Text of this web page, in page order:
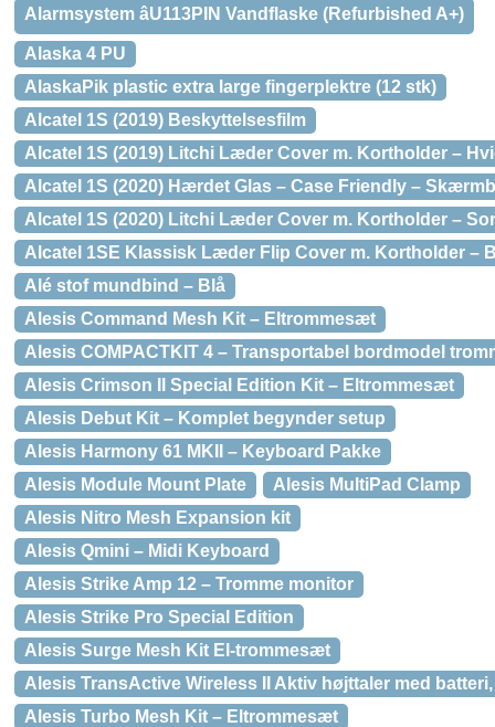
Alarmsystem âU113PIN Vandflaske (Refurbished A+)
Alaska 4 PU
AlaskaPik plastic extra large fingerplektre (12 stk)
Alcatel 1S (2019) Beskyttelsesfilm
Alcatel 1S (2019) Litchi Læder Cover m. Kortholder –
Alcatel 1S (2020) Hærdet Glas – Case Friendly –
Alcatel 1S (2020) Litchi Læder Cover m. Kortholder –
Alcatel 1SE Klassisk Læder Flip Cover m. Kortholder –
Alé stof mundbind – Blå
Alesis Command Mesh Kit – Eltrommesæt
Alesis COMPACTKIT 4 – Transportabel bordmodel
Alesis Crimson II Special Edition Kit – Eltrommesæt
Alesis Debut Kit – Komplet begynder setup
Alesis Harmony 61 MKII – Keyboard Pakke
Alesis Module Mount Plate
Alesis MultiPad Clamp
Alesis Nitro Mesh Expansion kit
Alesis Qmini – Midi Keyboard
Alesis Strike Amp 12 – Tromme monitor
Alesis Strike Pro Special Edition
Alesis Surge Mesh Kit El-trommesæt
Alesis TransActive Wireless II Aktiv højttaler med
Alesis Turbo Mesh Kit – Eltrommesæt